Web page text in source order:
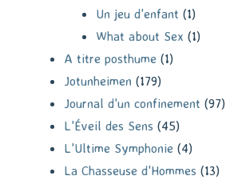
Un jeu d'enfant (1)
What about Sex (1)
A titre posthume (1)
Jotunheimen (179)
Journal d'un confinement (97)
L'Éveil des Sens (45)
L'Ultime Symphonie (4)
La Chasseuse d'Hommes (13)